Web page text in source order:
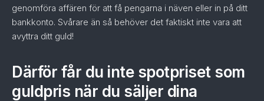
genomföra affären för att få pengarna i näven eller in på ditt
bankkonto. Svårare än så behöver det faktiskt inte vara att
avyttra ditt guld!
Därför får du inte spotpriset som
guldpris när du säljer dina